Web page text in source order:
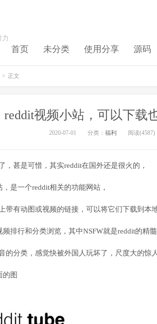
首页 未分类 使用分享 源码
> 正文
reddit视频小站，可以下载
2020-07-01 分类： 福利 阅读(4587)
，甚是可惜，其实reddit在国外还是很火的，
，是一个reddit相关的功能网站，
带有动图或视频的链接，可以将它们下载到本地
频排行和分类浏览，其中NSFW就是reddit的精髓
的分类，感觉快被外国人玩坏了，尺度大的惊人
的图